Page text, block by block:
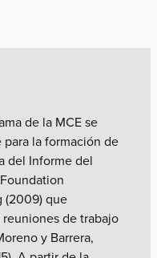
de la MCE se
la formación de
del Informe del
(2009) que
de trabajo
y Barrera,